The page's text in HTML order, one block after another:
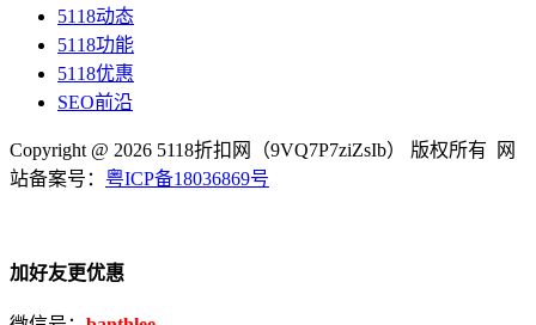
5118动态
5118功能
5118优惠
SEO前沿
Copyright @ 2026 5118折扣网（9VQ7P7ziZsIb） 版权所有 网
站备案号： 粤ICP备18036869号
加好友更优惠